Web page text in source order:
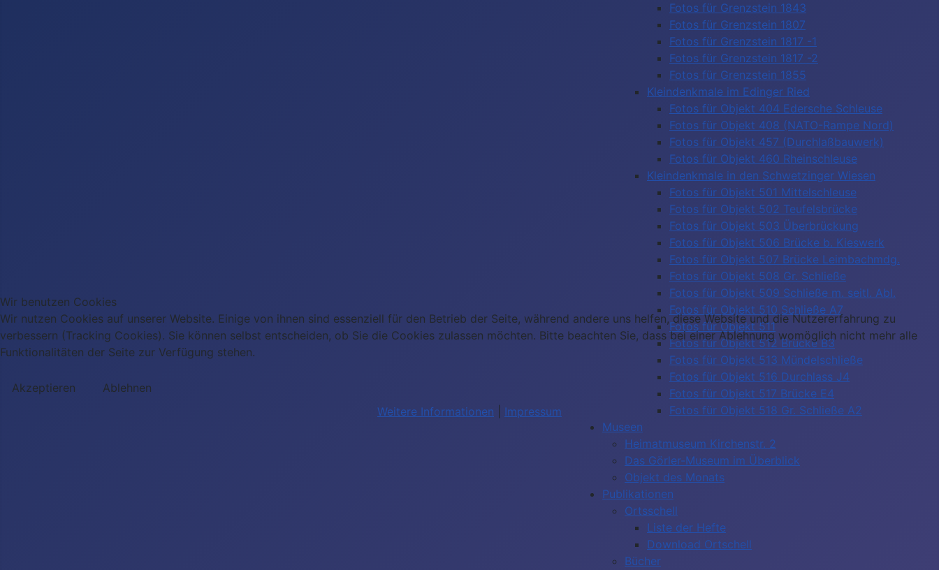
Fotos für Grenzstein 1843
Fotos für Grenzstein 1807
Fotos für Grenzstein 1817 -1
Fotos für Grenzstein 1817 -2
Fotos für Grenzstein 1855
Kleindenkmale im Edinger Ried
Fotos für Objekt 404 Edersche Schleuse
Fotos für Objekt 408 (NATO-Rampe Nord)
Fotos für Objekt 457 (Durchlaßbauwerk)
Fotos für Objekt 460 Rheinschleuse
Kleindenkmale in den Schwetzinger Wiesen
Fotos für Objekt 501 Mittelschleuse
Fotos für Objekt 502 Teufelsbrücke
Fotos für Objekt 503 Überbrückung
Fotos für Objekt 506 Brücke b. Kieswerk
Fotos für Objekt 507 Brücke Leimbachmdg.
Fotos für Objekt 508 Gr. Schließe
Fotos für Objekt 509 Schließe m. seitl. Abl.
Fotos für Objekt 510 Schließe A7
Fotos für Objekt 511
Fotos für Objekt 512 Brücke B3
Fotos für Objekt 513 Mündelschließe
Fotos für Objekt 516 Durchlass J4
Fotos für Objekt 517 Brücke E4
Fotos für Objekt 518 Gr. Schließe A2
Museen
Heimatmuseum Kirchenstr. 2
Das Görler-Museum im Überblick
Objekt des Monats
Publikationen
Ortsschell
Liste der Hefte
Download Ortschell
Bücher
Wir benutzen Cookies
Wir nutzen Cookies auf unserer Website. Einige von ihnen sind essenziell für den Betrieb der Seite, während andere uns helfen, diese Website und die Nutzererfahrung zu
verbessern (Tracking Cookies). Sie können selbst entscheiden, ob Sie die Cookies zulassen möchten. Bitte beachten Sie, dass bei einer Ablehnung womöglich nicht mehr alle
Funktionalitäten der Seite zur Verfügung stehen.
Akzeptieren
Ablehnen
Weitere Informationen
Impressum